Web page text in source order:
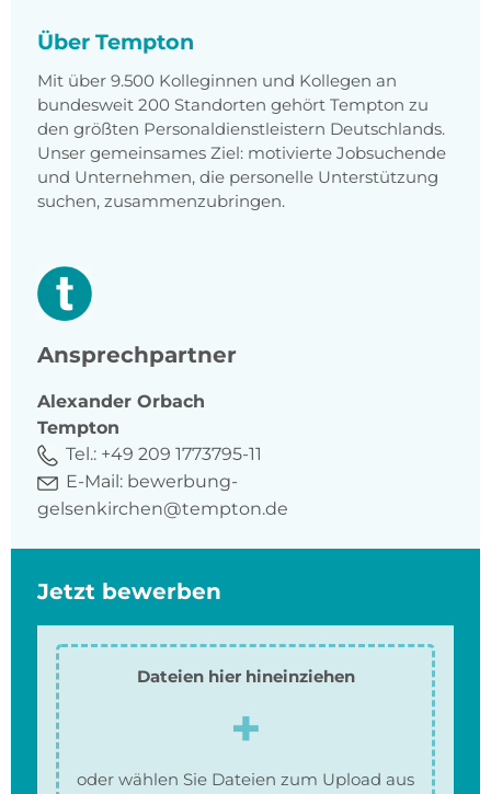
Über Tempton
Mit über 9.500 Kolleginnen und Kollegen an
bundesweit 200 Standorten gehört Tempton zu
den größten Personaldienstleistern Deutschlands.
Unser gemeinsames Ziel: motivierte Jobsuchende
und Unternehmen, die personelle Unterstützung
suchen, zusammenzubringen.
Ansprechpartner
Alexander Orbach
Tempton
Tel.: +49 209 1773795-11
E-Mail: bewerbung-
gelsenkirchen@tempton.de
Jetzt bewerben
Dateien hier hineinziehen
oder wählen Sie Dateien zum Upload aus